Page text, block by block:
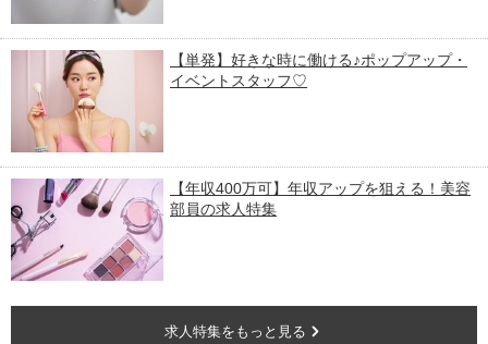
【単発】好きな時に働ける♪ポップアップ・
イベントスタッフ♡
【年収400万可】年収アップを狙える！美容
部員の求人特集
求人特集をもっと見る